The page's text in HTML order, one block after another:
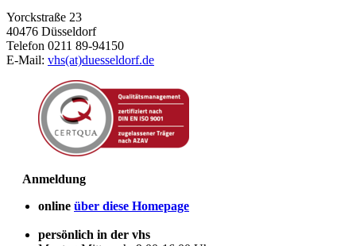
Yorckstraße 23
40476 Düsseldorf
Telefon 0211 89-94150
E-Mail: vhs(at)duesseldorf.de
Anmeldung
online über diese Homepage
persönlich in der vhs